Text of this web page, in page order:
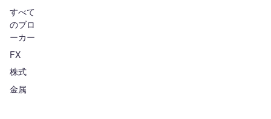
すべて
のブロ
ーカー
FX
株式
金属